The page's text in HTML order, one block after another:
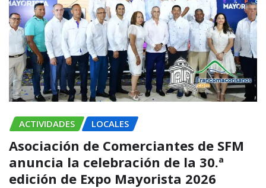
ACTIVIDADES LOCALES
Asociación de Comerciantes de SFM
anuncia la celebración de la 30.ª
edición de Expo Mayorista 2026